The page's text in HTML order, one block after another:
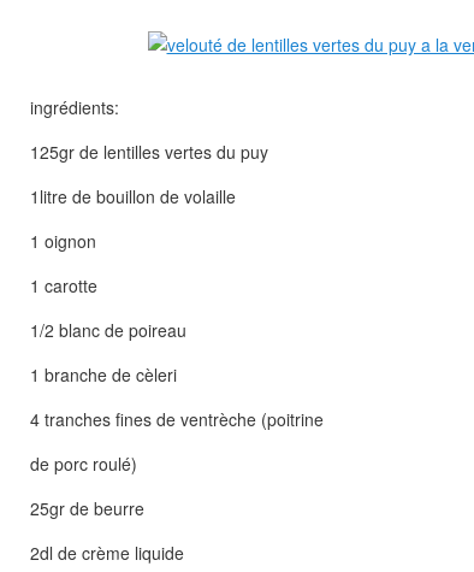
ingrédients:
125gr de lentilles vertes du puy
1litre de bouillon de volaille
1 oignon
1 carotte
1/2 blanc de poireau
1 branche de cèleri
4 tranches fines de ventrèche (poitrine
de porc roulé)
25gr de beurre
2dl de crème liquide